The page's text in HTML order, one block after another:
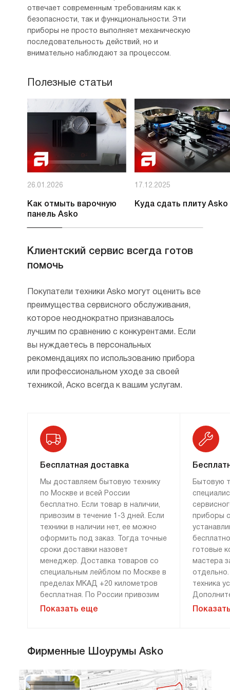
отвечает современным требованиям как к
безопасности, так и функциональности. Эти
приборы не просто выполняет механическую
последовательность действий, но и
внимательно наблюдают за процессом.
Полезные статьи
26.01.2026
Как отмыть варочную
панель Asko
17.12.2025
Куда сдать плиту Asko
Клиентский сервис всегда готов
помочь
Покупатели техники Asko могут оценить все
преимущества сервисного обслуживания,
которое неоднократно признавалось
лучшим по сравнению с конкурентами. Если
вы нуждаетесь в персональных
рекомендациях по использованию прибора
или профессиональном уходе за своей
техникой, Аско всегда к вашим услугам.
Бесплатная доставка
Мы доставляем бытовую технику
по Москве и всей России
бесплатно. Если товар в наличии,
привозим в течение 1-3 дней. Если
техники в наличии нет, ее можно
оформить под заказ. Тогда точные
сроки доставки назовет
менеджер. Доставка товаров со
специальным лейблом по Москве в
пределах МКАД +20 километров
бесплатная. По России привозим
технику бесплатно, если сумма
предоплате. Дополнительные
Мы привозим технику к двери или к
Показать еще
Бытовую
приборы
готовые
мастера
техника
и
Фирменные Шоурумы Asko